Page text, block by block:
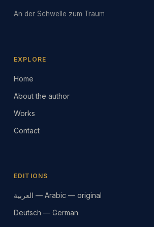
An der Schwelle zum Traum
EXPLORE
Home
About the author
Works
Contact
EDITIONS
العربية — Arabic — original
Deutsch — German